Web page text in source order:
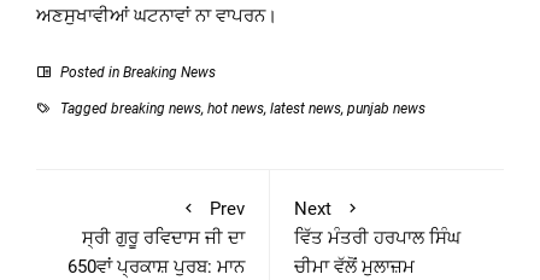
ਅਣਸੁਖਾਵੀਆਂ ਘਟਨਾਵਾਂ ਨਾ ਵਾਪਰਨ।
Posted in Breaking News
Tagged breaking news, hot news, latest news, punjab news
Prev
ਸ੍ਰੀ ਗੁਰੂ ਰਵਿਦਾਸ ਜੀ ਦਾ
650ਵਾਂ ਪ੍ਰਕਾਸ਼ ਪੁਰਬ: ਮਾਨ
Next
ਵਿੱਤ ਮੰਤਰੀ ਹਰਪਾਲ ਸਿੰਘ
ਚੀਮਾ ਵੱਲੋਂ ਮੁਲਾਜ਼ਮ